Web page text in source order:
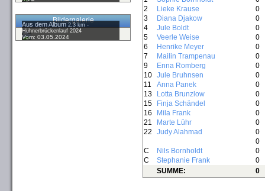
Bildergalerie
Aus dem Album2,3 km -
Hühnerbrückenlauf 2024
Vom: 03.05.2024
2
Lieke Krause
0
3
Diana Djakow
0
4
Jule Boldt
0
5
Veerle Weise
0
6
Henrike Meyer
0
7
Mailin Trampenau
0
9
Enna Romberg
0
10 Jule Bruhnsen
0
11
Anna Panek
0
13
Lotta Brunzlow
0
15
Finja Schändel
0
16
Mila Frank
0
21
Marte Lühr
0
22
Judy Alahmad
0
0
C
Nils Bornholdt
0
C
Stephanie Frank
0
SUMME:
0